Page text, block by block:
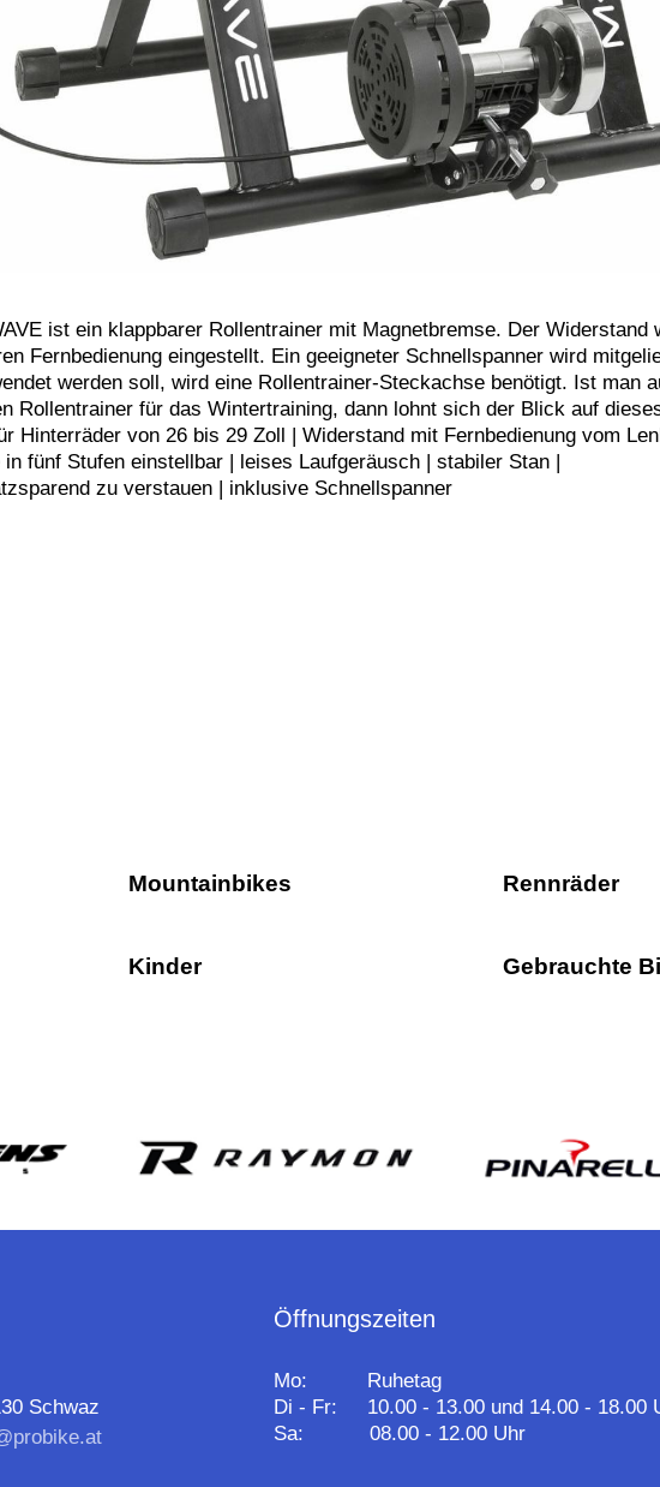
ist ein klappbarer Rollentrainer mit Magnetbremse. Der Widerstand
Fernbedienung eingestellt. Ein geeigneter Schnellspanner wird
werden soll, wird eine Rollentrainer-Steckachse benötigt. Ist man
Rollentrainer für das Wintertraining, dann lohnt sich der Blick auf
Hinterräder von 26 bis 29 Zoll | Widerstand mit Fernbedienung vom
fünf Stufen einstellbar | leises Laufgeräusch | stabiler Stan |
zu verstauen | inklusive Schnellspanner
Mountainbikes Rennräder
Kinder Gebrauchte
Schwaz
pr b k t
Öffnungszeiten
Mo: Ruhetag
Di - Fr: 10.00 - 13.00 und 14.00 - 18.00
Sa: 08.00 - 12.00 Uhr